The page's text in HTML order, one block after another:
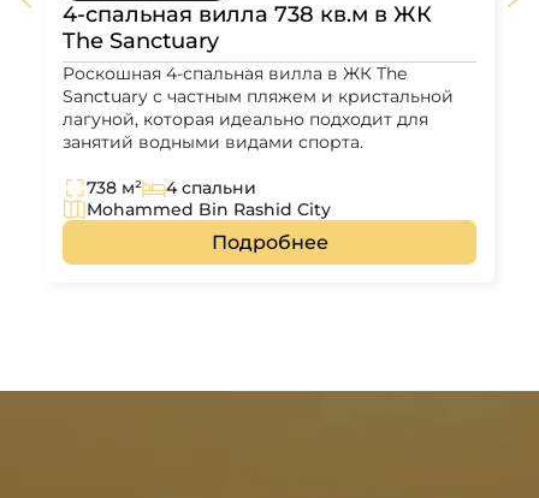
4-спальная вилла 738 кв.м в ЖК
The Sanctuary
Роскошная 4-спальная вилла в ЖК The
Sanctuary с частным пляжем и кристальной
лагуной, которая идеально подходит для
занятий водными видами спорта.
738 м²
4 спальни
Mohammed Bin Rashid City
Подробнее